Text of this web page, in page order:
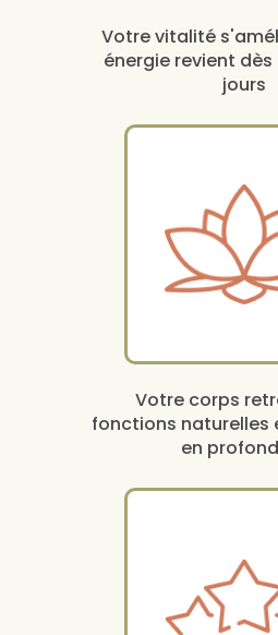
Votre vitalité
énergie revient
jours
Votre corps
fonctions naturelles
en